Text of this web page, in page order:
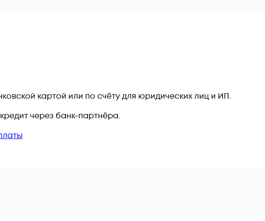
картой или по счёту для юридических лиц и ИП.
через банк-партнёра.